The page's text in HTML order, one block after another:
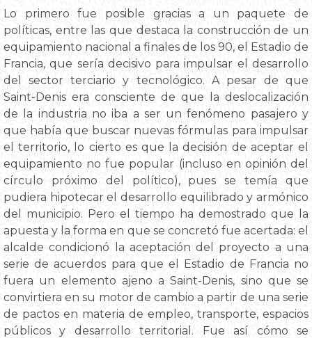
Lo primero fue posible gracias a un paquete de
políticas, entre las que destaca la construcción de un
equipamiento nacional a finales de los 90, el Estadio de
Francia, que sería decisivo para impulsar el desarrollo
del sector terciario y tecnológico. A pesar de que
Saint-Denis era consciente de que la deslocalización
de la industria no iba a ser un fenómeno pasajero y
que había que buscar nuevas fórmulas para impulsar
el territorio, lo cierto es que la decisión de aceptar el
equipamiento no fue popular (incluso en opinión del
círculo próximo del político), pues se temía que
pudiera hipotecar el desarrollo equilibrado y armónico
del municipio. Pero el tiempo ha demostrado que la
apuesta y la forma en que se concretó fue acertada: el
alcalde condicionó la aceptación del proyecto a una
serie de acuerdos para que el Estadio de Francia no
fuera un elemento ajeno a Saint-Denis, sino que se
convirtiera en su motor de cambio a partir de una serie
de pactos en materia de empleo, transporte, espacios
públicos y desarrollo territorial. Fue así cómo se